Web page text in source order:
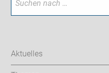
Aktuelles